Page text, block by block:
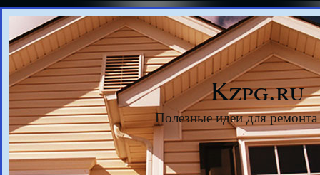
Kzpg.ru
Полезные идеи для